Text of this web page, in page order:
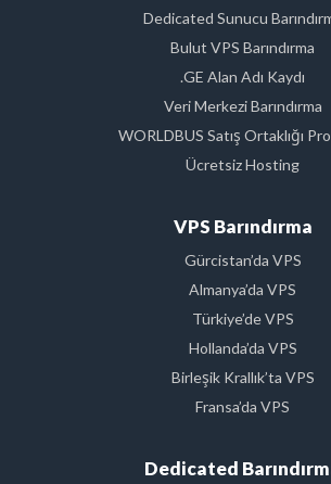
Dedicated Sunucu
Bulut VPS Barındırma
.GE Alan Adı Kaydı
Veri Merkezi Barındırma
WORLDBUS Satış Ortaklığı
Ücretsiz Hosting
VPS Barındırma
Gürcistan’da VPS
Almanya’da VPS
Türkiye’de VPS
Hollanda’da VPS
Birleşik Krallık’ta VPS
Fransa’da VPS
Dedicated